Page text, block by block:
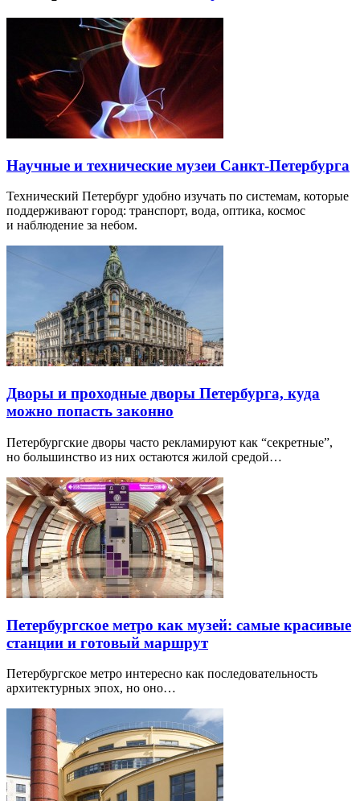
Научные и технические музеи Санкт-Петербурга
Технический Петербург удобно изучать по системам, которые
поддерживают город: транспорт, вода, оптика, космос
и наблюдение за небом.
Дворы и проходные дворы Петербурга, куда
можно попасть законно
Петербургские дворы часто рекламируют как “секретные”,
но большинство из них остаются жилой средой…
Петербургское метро как музей: самые красивые
станции и готовый маршрут
Петербургское метро интересно как последовательность
архитектурных эпох, но оно…